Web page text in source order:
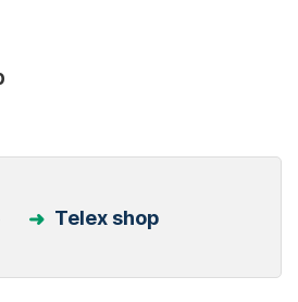
Telex shop